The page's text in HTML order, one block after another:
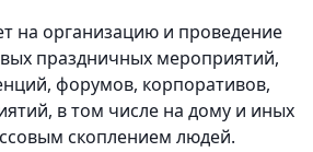
на организацию и проведение
праздничных мероприятий,
форумов, корпоративов,
в том числе на дому и иных
скоплением людей.